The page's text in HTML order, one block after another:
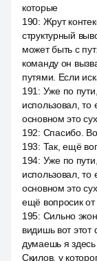
которые
190: Жрут
структурный
может быть с
команду он
путями. Если
191 : Уже по
использовал, то
основном это
192: Спасибо.
193: Так, ещё
194: Уже по
использовал, то
основном это
ещё вопросик
195: Сильно
видишь вот
думаешь я здесь
Скилов, у